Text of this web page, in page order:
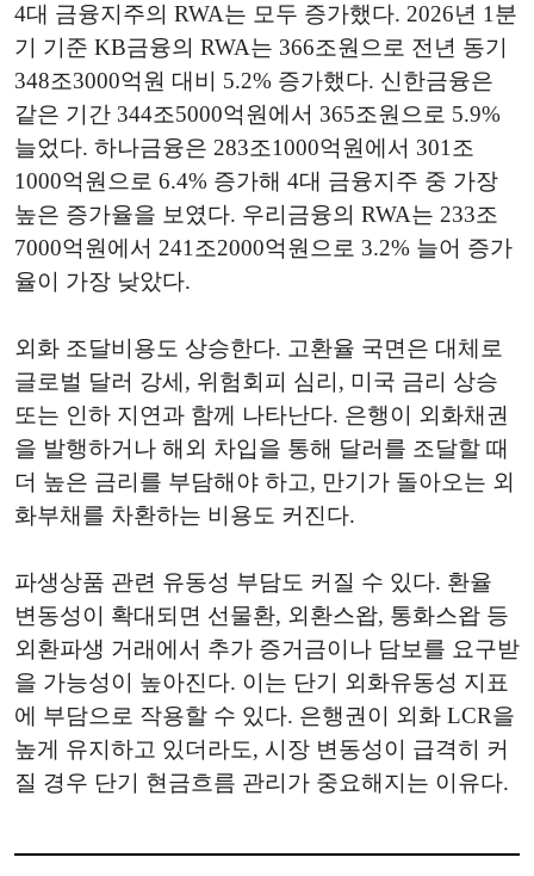
4대 금융지주의 RWA는 모두 증가했다. 2026년 1분
기 기준 KB금융의 RWA는 366조원으로 전년 동기
348조3000억원 대비 5.2% 증가했다. 신한금융은
같은 기간 344조5000억원에서 365조원으로 5.9%
늘었다. 하나금융은 283조1000억원에서 301조
1000억원으로 6.4% 증가해 4대 금융지주 중 가장
높은 증가율을 보였다. 우리금융의 RWA는 233조
7000억원에서 241조2000억원으로 3.2% 늘어 증가
율이 가장 낮았다.
외화 조달비용도 상승한다. 고환율 국면은 대체로
글로벌 달러 강세, 위험회피 심리, 미국 금리 상승
또는 인하 지연과 함께 나타난다. 은행이 외화채권
을 발행하거나 해외 차입을 통해 달러를 조달할 때
더 높은 금리를 부담해야 하고, 만기가 돌아오는 외
화부채를 차환하는 비용도 커진다.
파생상품 관련 유동성 부담도 커질 수 있다. 환율
변동성이 확대되면 선물환, 외환스왑, 통화스왑 등
외환파생 거래에서 추가 증거금이나 담보를 요구받
을 가능성이 높아진다. 이는 단기 외화유동성 지표
에 부담으로 작용할 수 있다. 은행권이 외화 LCR을
높게 유지하고 있더라도, 시장 변동성이 급격히 커
질 경우 단기 현금흐름 관리가 중요해지는 이유다.